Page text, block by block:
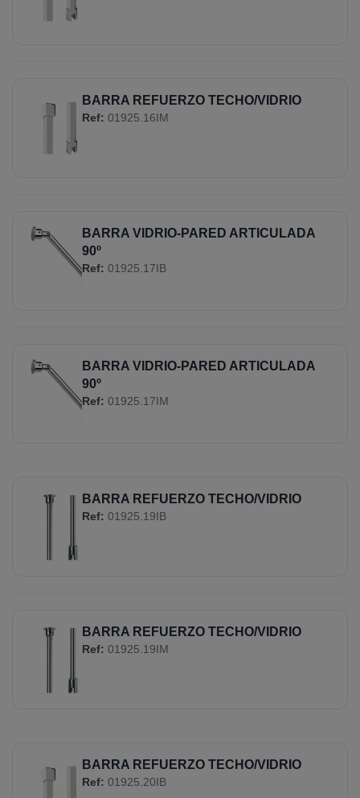
BARRA REFUERZO TECHO/VIDRIO
Ref: 01925.16IM
BARRA VIDRIO-PARED ARTICULADA
90º
Ref: 01925.17IB
BARRA VIDRIO-PARED ARTICULADA
90º
Ref: 01925.17IM
BARRA REFUERZO TECHO/VIDRIO
Ref: 01925.19IB
BARRA REFUERZO TECHO/VIDRIO
Ref: 01925.19IM
BARRA REFUERZO TECHO/VIDRIO
Ref: 01925.20IB